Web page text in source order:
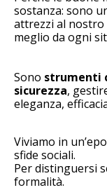
sostanza: sono
attrezzi al nostro
meglio da ogni
Sono strumenti
sicurezza,
eleganza,
Viviamo in
sfide sociali.
Per distinguersi
formalità.